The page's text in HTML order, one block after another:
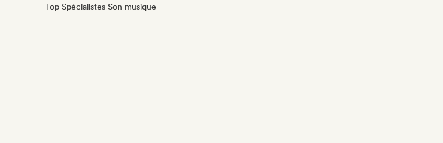
Top Spécialistes Son musique